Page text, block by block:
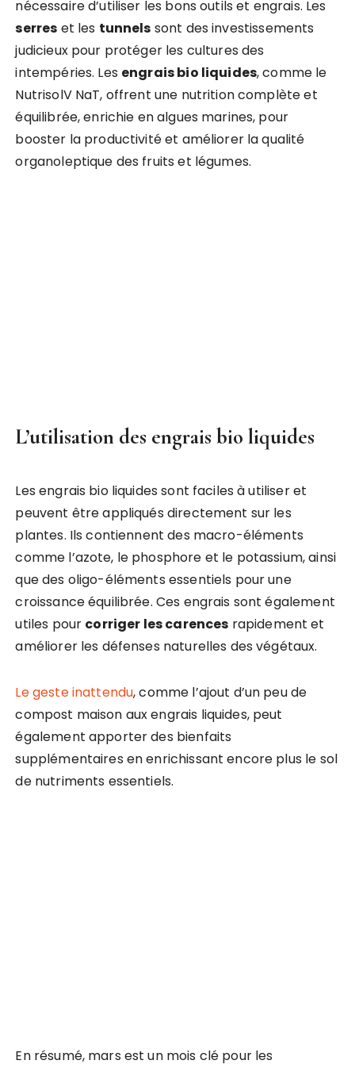
nécessaire d’utiliser les bons outils et engrais. Les
serres et les tunnels sont des investissements
judicieux pour protéger les cultures des
intempéries. Les engrais bio liquides, comme le
NutrisolV NaT, offrent une nutrition complète et
équilibrée, enrichie en algues marines, pour
booster la productivité et améliorer la qualité
organoleptique des fruits et légumes.
L’utilisation des engrais bio liquides
Les engrais bio liquides sont faciles à utiliser et
peuvent être appliqués directement sur les
plantes. Ils contiennent des macro-éléments
comme l’azote, le phosphore et le potassium, ainsi
que des oligo-éléments essentiels pour une
croissance équilibrée. Ces engrais sont également
utiles pour corriger les carences rapidement et
améliorer les défenses naturelles des végétaux.
Le geste inattendu, comme l’ajout d’un peu de
compost maison aux engrais liquides, peut
également apporter des bienfaits
supplémentaires en enrichissant encore plus le sol
de nutriments essentiels.
En résumé, mars est un mois clé pour les